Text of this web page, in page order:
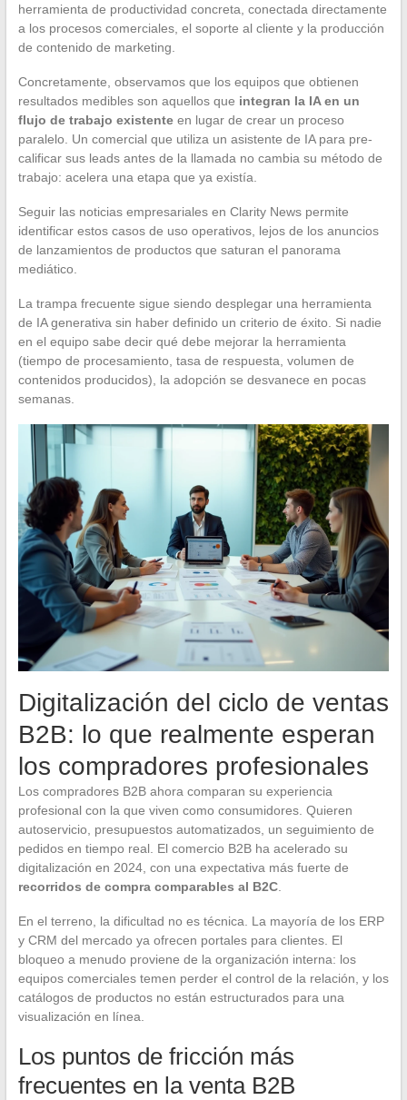
herramienta de productividad concreta, conectada directamente
a los procesos comerciales, el soporte al cliente y la producción
de contenido de marketing.
Concretamente, observamos que los equipos que obtienen
resultados medibles son aquellos que integran la IA en un
flujo de trabajo existenteen lugar de crear un proceso
paralelo. Un comercial que utiliza un asistente de IA para pre-
calificar sus leads antes de la llamada no cambia su método de
trabajo: acelera una etapa que ya existía.
Seguir las noticias empresariales en Clarity News permite
identificar estos casos de uso operativos, lejos de los anuncios
de lanzamientos de productos que saturan el panorama
mediático.
La trampa frecuente sigue siendo desplegar una herramienta
de IA generativa sin haber definido un criterio de éxito. Si nadie
en el equipo sabe decir qué debe mejorar la herramienta
(tiempo de procesamiento, tasa de respuesta, volumen de
contenidos producidos), la adopción se desvanece en pocas
semanas.
Digitalización del ciclo de ventas
B2B: lo que realmente esperan
los compradores profesionales
Los compradores B2B ahora comparan su experiencia
profesional con la que viven como consumidores. Quieren
autoservicio, presupuestos automatizados, un seguimiento de
pedidos en tiempo real. El comercio B2B ha acelerado su
digitalización en 2024, con una expectativa más fuerte de
recorridos de compra comparables al B2C.
En el terreno, la dificultad no es técnica. La mayoría de los ERP
y CRM del mercado ya ofrecen portales para clientes. El
bloqueo a menudo proviene de la organización interna: los
equipos comerciales temen perder el control de la relación, y los
catálogos de productos no están estructurados para una
visualización en línea.
Los puntos de fricción más
frecuentes en la venta B2B